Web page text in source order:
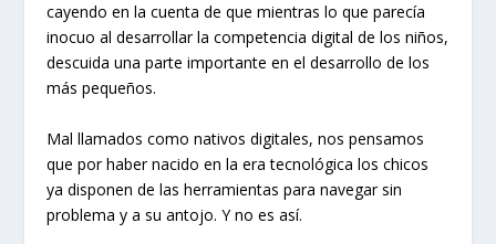
cayendo en la cuenta de que mientras lo que parecía
inocuo al desarrollar la competencia digital de los niños,
descuida una parte importante en el desarrollo de los
más pequeños.
Mal llamados como nativos digitales, nos pensamos
que por haber nacido en la era tecnológica los chicos
ya disponen de las herramientas para navegar sin
problema y a su antojo. Y no es así.